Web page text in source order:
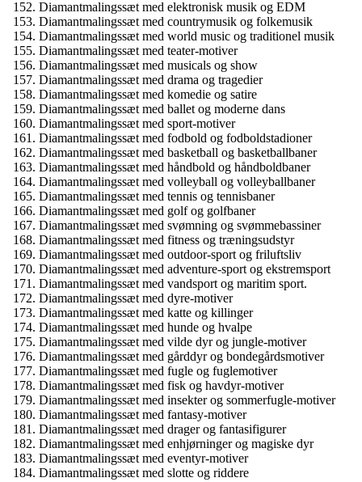
Diamantmalingssæt med elektronisk musik og EDM
Diamantmalingssæt med countrymusik og folkemusik
Diamantmalingssæt med world music og traditionel musik
Diamantmalingssæt med teater-motiver
Diamantmalingssæt med musicals og show
Diamantmalingssæt med drama og tragedier
Diamantmalingssæt med komedie og satire
Diamantmalingssæt med ballet og moderne dans
Diamantmalingssæt med sport-motiver
Diamantmalingssæt med fodbold og fodboldstadioner
Diamantmalingssæt med basketball og basketballbaner
Diamantmalingssæt med håndbold og håndboldbaner
Diamantmalingssæt med volleyball og volleyballbaner
Diamantmalingssæt med tennis og tennisbaner
Diamantmalingssæt med golf og golfbaner
Diamantmalingssæt med svømning og svømmebassiner
Diamantmalingssæt med fitness og træningsudstyr
Diamantmalingssæt med outdoor-sport og friluftsliv
Diamantmalingssæt med adventure-sport og ekstremsport
Diamantmalingssæt med vandsport og maritim sport.
Diamantmalingssæt med dyre-motiver
Diamantmalingssæt med katte og killinger
Diamantmalingssæt med hunde og hvalpe
Diamantmalingssæt med vilde dyr og jungle-motiver
Diamantmalingssæt med gårddyr og bondegårdsmotiver
Diamantmalingssæt med fugle og fuglemotiver
Diamantmalingssæt med fisk og havdyr-motiver
Diamantmalingssæt med insekter og sommerfugle-motiver
Diamantmalingssæt med fantasy-motiver
Diamantmalingssæt med drager og fantasifigurer
Diamantmalingssæt med enhjørninger og magiske dyr
Diamantmalingssæt med eventyr-motiver
Diamantmalingssæt med slotte og riddere